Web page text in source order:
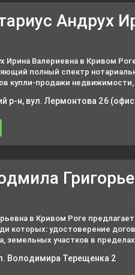
Ирина Валериевна в Кривом
полный спектр
купли-продажи
залога недвижимого
удостоверение всех
подлинности
р-н, вул. Лермонтова 26 (офис
в Кривом Роге
которых: удостоверение
земельных участков в
договоров (залоговых,
Володимира Терещенка 2